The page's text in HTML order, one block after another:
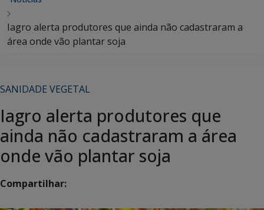
Iagro alerta produtores que ainda não cadastraram a
área onde vão plantar soja
SANIDADE VEGETAL
Iagro alerta produtores que
ainda não cadastraram a área
onde vão plantar soja
Compartilhar: